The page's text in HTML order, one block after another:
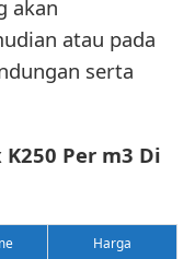
akan
atau pada
serta
Per m3 Di
Harga